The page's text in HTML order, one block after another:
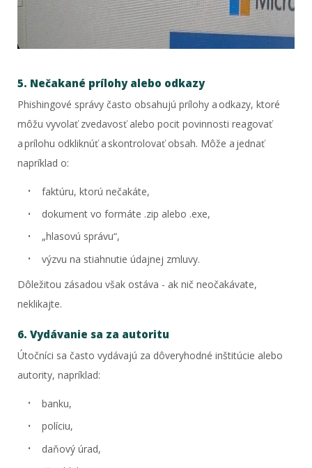
5. Nečakané prílohy alebo odkazy
Phishingové správy často obsahujú prílohy a odkazy, ktoré
môžu vyvolať zvedavosť alebo pocit povinnosti reagovať
a prílohu odkliknúť a skontrolovať obsah. Môže a jednať
napríklad o:
faktúru, ktorú nečakáte,
dokument vo formáte .zip alebo .exe,
„hlasovú správu“,
výzvu na stiahnutie údajnej zmluvy.
Dôležitou zásadou však ostáva - ak nič neočakávate,
neklikajte.
6. Vydávanie sa za autoritu
Útočníci sa často vydávajú za dôveryhodné inštitúcie alebo
autority, napríklad:
banku,
políciu,
daňový úrad,